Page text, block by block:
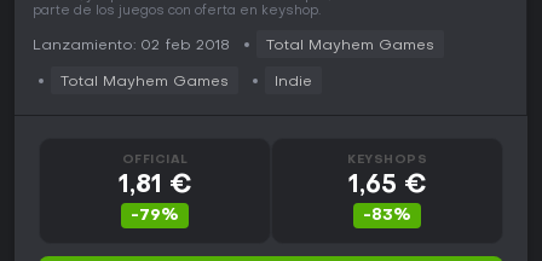
parte de los juegos con oferta en keyshop.
Lanzamiento: 02 feb 2018 Total Mayhem Games
Total Mayhem Games Indie
OFFICIAL
1,81 €
-79%
KEYSHOPS
1,65 €
-83%